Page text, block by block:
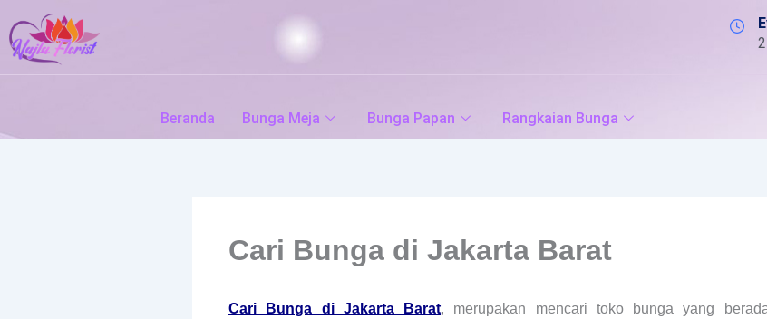
to
content
Beranda Bunga Meja Bunga Papan Rangkaian Bunga
Cari Bunga di Jakarta Barat
Cari Bunga di Jakarta Barat, merupakan mencari toko bunga yang